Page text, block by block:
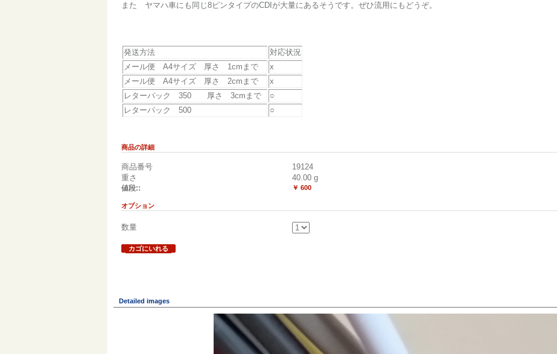
また ヤマハ車にも同じ8ピンタイプのCDIが大量にあるそうです。ぜひ流用にもどうぞ。
発送方法
対応状況
メール便 A4サイズ 厚さ 1cmまで
x
メール便 A4サイズ 厚さ 2cmまで
x
レターパック 350 厚さ 3cmまで
○
レターパック 500
○
商品の詳細
商品番号
19124
重さ
40.00 g
値段:: ￥ 600
オプション
数量
カゴにいれる
Detailed images